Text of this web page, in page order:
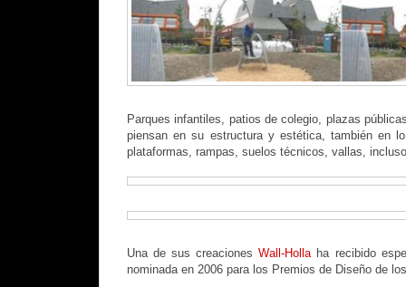
Parques infantiles, patios de colegio, plazas
piensan en su estructura y estética, también en
plataformas, rampas, suelos técnicos, vallas,
Una de sus creacionesWall-Holla ha recibido
nominada en 2006 para los Premios de Diseño de